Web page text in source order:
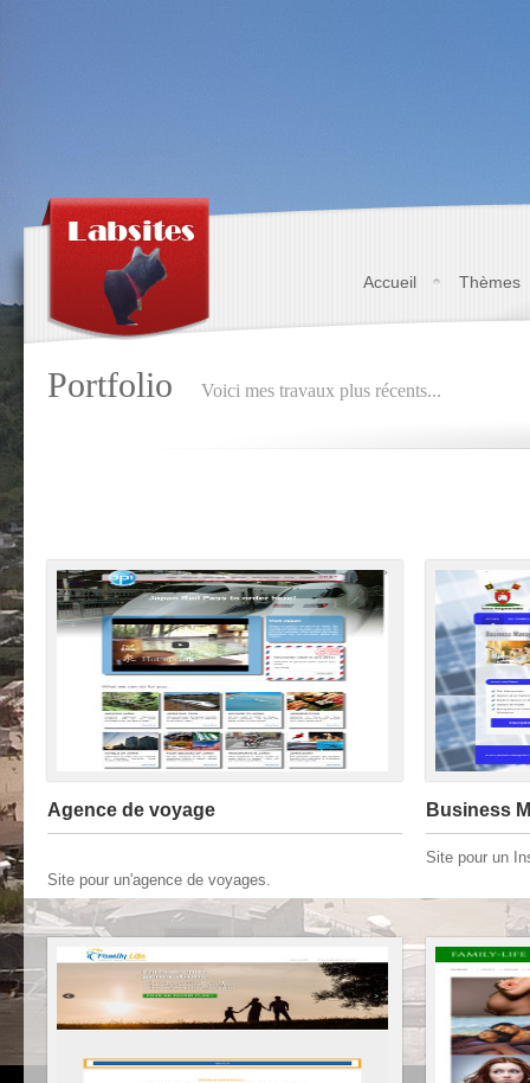
Accueil Thèmes
Portfolio Voici mes travaux plus récents...
Agence de voyage
Site pour un'agence de voyages.
Business
Site pour un